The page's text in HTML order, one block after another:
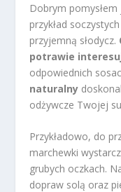
Dobrym
przykład
przyjemną słodycz.
potrawie
odpowiednich
naturalny
odżywcze Twojej
Przykładowo, do
marchewki
grubych oczkach.
dopraw solą oraz